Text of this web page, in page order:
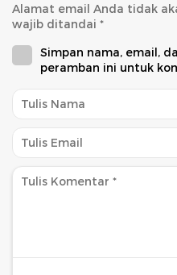
Alamat email Anda tidak
wajib ditandai *
Simpan nama, email,
peramban ini untuk